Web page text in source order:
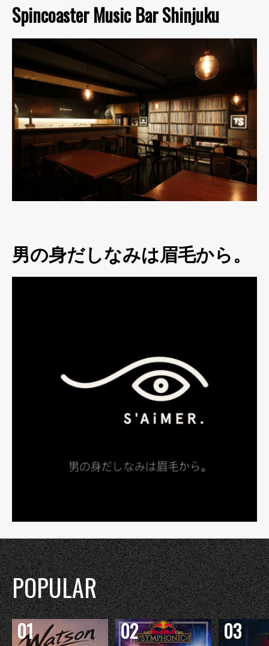
Spincoaster Music Bar Shinjuku
男の身だしなみは眉毛から。
POPULAR